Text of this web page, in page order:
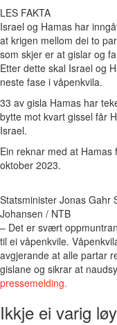
LES FAKTA
Israel og Hamas har
at krigen mellom dei to
som skjer er at gislar og
Etter dette skal Israel og
neste fase i våpenkvila.
33 av gisla Hamas har
bytte mot kvart gissel får
Israel.
Ein reknar med at
oktober 2023.
Statsminister Jonas Gahr
Johansen / NTB
– Det er svært
til ei våpenkvile.
avgjerande at alle partar
gislane og sikrar at
pressemelding.
Ikkje ei varig